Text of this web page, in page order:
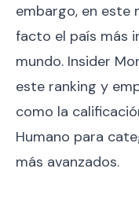
embargo, en este
facto el país más
mundo. Insider
este ranking y
como la
Humano para
más avanzados.